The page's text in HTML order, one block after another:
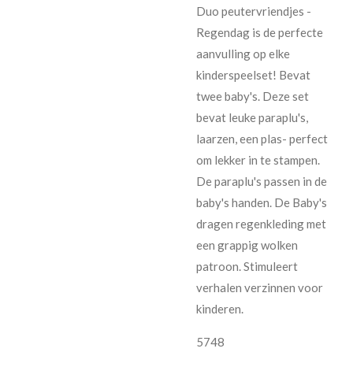
Duo peutervriendjes -
Regendag is de perfecte
aanvulling op elke
kinderspeelset! Bevat
twee baby's. Deze set
bevat leuke paraplu's,
laarzen, een plas- perfect
om lekker in te stampen.
De paraplu's passen in de
baby's handen. De Baby's
dragen regenkleding met
een grappig wolken
patroon. Stimuleert
verhalen verzinnen voor
kinderen.
5748